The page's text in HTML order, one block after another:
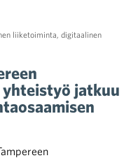
liiketoiminta, digitaalinen
jatkuu